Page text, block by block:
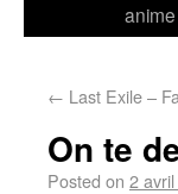
anime
← Last Exile –
On te
Posted on 2